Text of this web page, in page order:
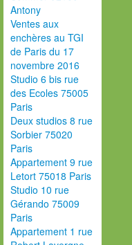
Antony
Ventes aux
enchères au TGI
de Paris du 17
novembre 2016
Studio 6 bis rue
des Ecoles 75005
Paris
Deux studios 8 rue
Sorbier 75020
Paris
Appartement 9 rue
Letort 75018 Paris
Studio 10 rue
Gérando 75009
Paris
Appartement 1 rue